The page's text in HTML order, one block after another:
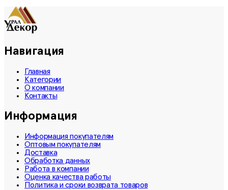
Навигация
Главная
Категории
О компании
Контакты
Информация
Информация покупателям
Оптовым покупателям
Доставка
Обработка данных
Работа в компании
Оценка качества работы
Политика и сроки возврата товаров